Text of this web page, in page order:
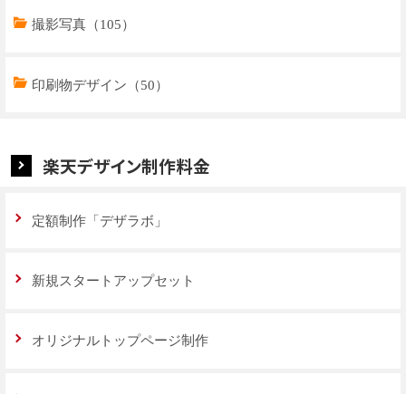
商品ページデザイン（769）
特集ページデザイン（59）
撮影写真（105）
印刷物デザイン（50）
楽天デザイン制作料金
定額制作「デザラボ」
新規スタートアップセット
オリジナルトップページ制作